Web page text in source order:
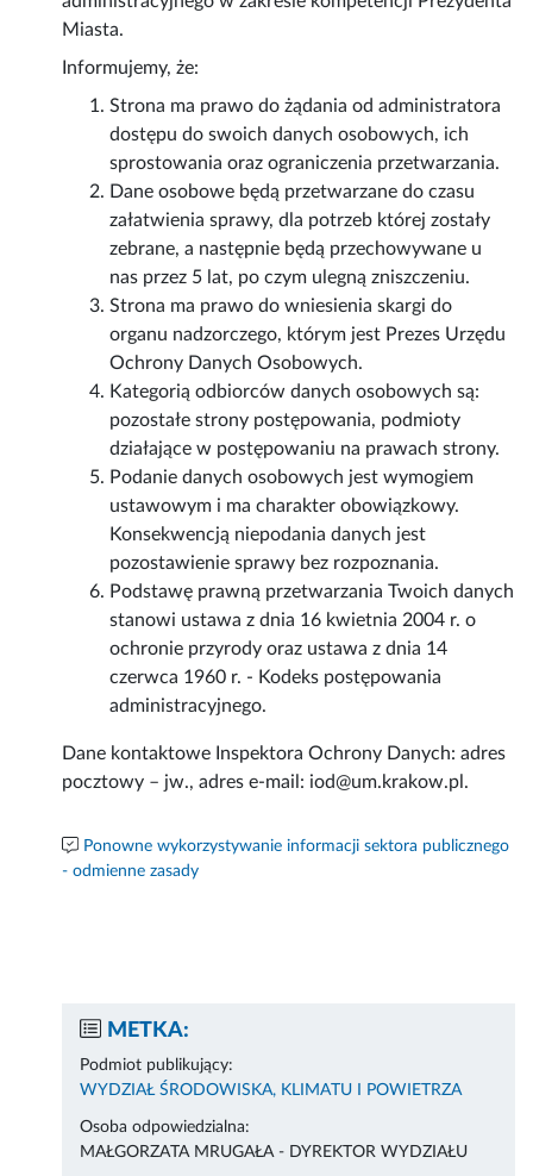
Miasta.
Informujemy, że:
Strona ma prawo do żądania od administratora
dostępu do swoich danych osobowych, ich
sprostowania oraz ograniczenia przetwarzania.
Dane osobowe będą przetwarzane do czasu
załatwienia sprawy, dla potrzeb której zostały
zebrane, a następnie będą przechowywane u
nas przez 5 lat, po czym ulegną zniszczeniu.
Strona ma prawo do wniesienia skargi do
organu nadzorczego, którym jest Prezes Urzędu
Ochrony Danych Osobowych.
Kategorią odbiorców danych osobowych są:
pozostałe strony postępowania, podmioty
działające w postępowaniu na prawach strony.
Podanie danych osobowych jest wymogiem
ustawowym i ma charakter obowiązkowy.
Konsekwencją niepodania danych jest
pozostawienie sprawy bez rozpoznania.
Podstawę prawną przetwarzania Twoich danych
stanowi ustawa z dnia 16 kwietnia 2004 r. o
ochronie przyrody oraz ustawa z dnia 14
czerwca 1960 r. - Kodeks postępowania
administracyjnego.
Dane kontaktowe Inspektora Ochrony Danych: adres
pocztowy – jw., adres e-mail: iod@um.krakow.pl.
Ponowne wykorzystywanie informacji sektora publicznego
- odmienne zasady
METKA:
Podmiot publikujący:
WYDZIAŁ ŚRODOWISKA, KLIMATU I POWIETRZA
Osoba odpowiedzialna:
MAŁGORZATA MRUGAŁA - DYREKTOR WYDZIAŁU